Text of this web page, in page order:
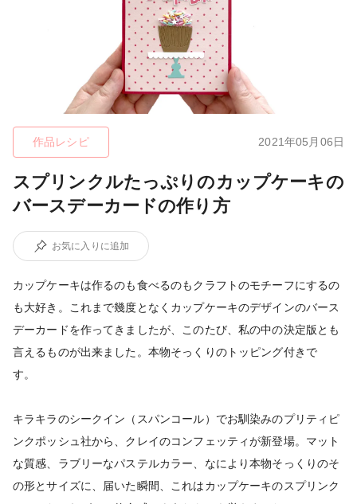
作品レシピ 2021年05月06日
スプリンクルたっぷりのカップケーキの
バースデーカードの作り方
お気に入りに追加
カップケーキは作るのも食べるのもクラフトのモチーフにするの
も大好き。これまで幾度となくカップケーキのデザインのバース
デーカードを作ってきましたが、このたび、私の中の決定版とも
言えるものが出来ました。本物そっくりのトッピング付きで
す。
キラキラのシークイン（スパンコール）でお馴染みのプリティピ
ンクポッシュ社から、クレイのコンフェッティが新登場。マット
な質感、ラブリーなパステルカラー、なにより本物そっくりのそ
の形とサイズに、届いた瞬間、これはカップケーキのスプリンク